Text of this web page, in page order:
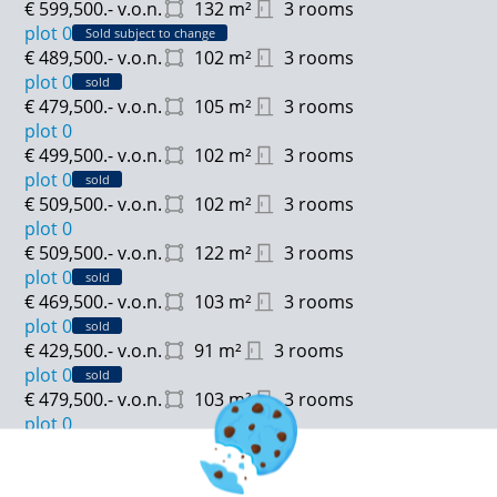
- Inclusief eigen parkeerplaats
- Verwarming door vloerverwarming met lucht-water
warmtepomp
- Zonnepanelen voor opwekking van elektrische
energie
- Dit appartementen heeft energielabel A +++
132 m² 3 rooms
€ 599,500.-v.o.n.
plot 0
Sold subject to change
102 m² 3 rooms
€ 489,500.-v.o.n.
plot 0
sold
105 m² 3 rooms
€ 479,500.-v.o.n.
plot 0
102 m² 3 rooms
€ 499,500.-v.o.n.
plot 0
sold
102 m² 3 rooms
€ 509,500.-v.o.n.
plot 0
122 m² 3 rooms
€ 509,500.-v.o.n.
plot 0
sold
103 m² 3 rooms
€ 469,500.-v.o.n.
plot 0
sold
91 m² 3 rooms
€ 429,500.-v.o.n.
plot 0
sold
103m² 3 rooms
€ 479,500.-v.o.n.
plot 0
103m² 3 rooms